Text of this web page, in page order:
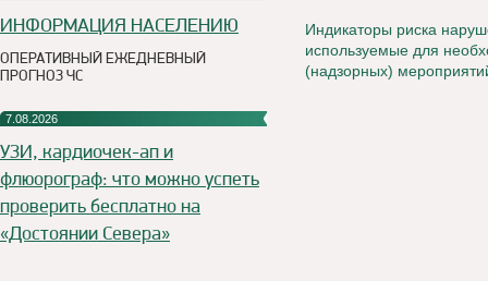
ИНФОРМАЦИЯ НАСЕЛЕНИЮ
ОПЕРАТИВНЫЙ ЕЖЕДНЕВНЫЙ
ПРОГНОЗ ЧС
7.08.2026
УЗИ, кардиочек-ап и
флюорограф: что можно успеть
проверить бесплатно на
«Достоянии Севера»
Индикаторы риска
используемые для
(надзорных)